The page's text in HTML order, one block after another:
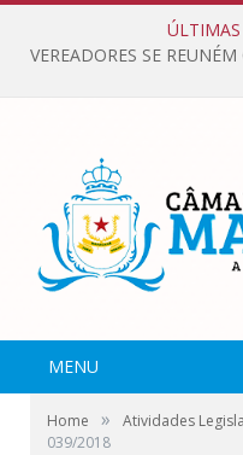
MENU
Home » Atividades
039/2018